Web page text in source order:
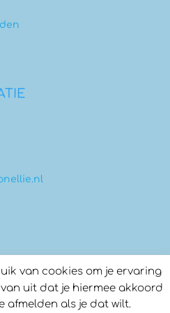
van cookies om je ervaring
uit dat je hiermee akkoord
afmelden als je dat wilt.